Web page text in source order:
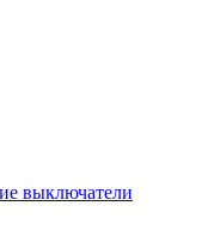
выключатели